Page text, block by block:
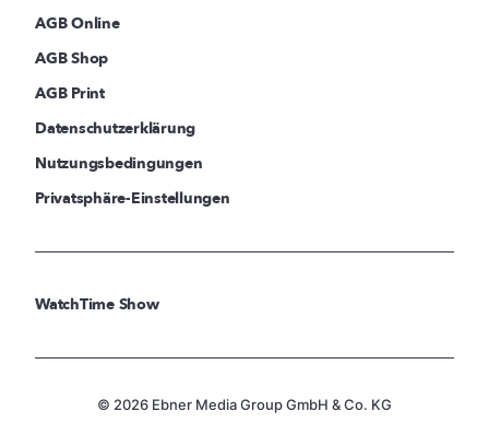
AGB Online
AGB Shop
AGB Print
Datenschutzerklärung
Nutzungsbedingungen
Privatsphäre-Einstellungen
WatchTime Show
© 2026 Ebner Media Group GmbH & Co. KG